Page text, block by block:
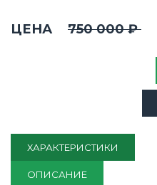
ХАРАКТЕРИСТИКИ
ОПИСАНИЕ
ЦЕНА 750 000 ₽